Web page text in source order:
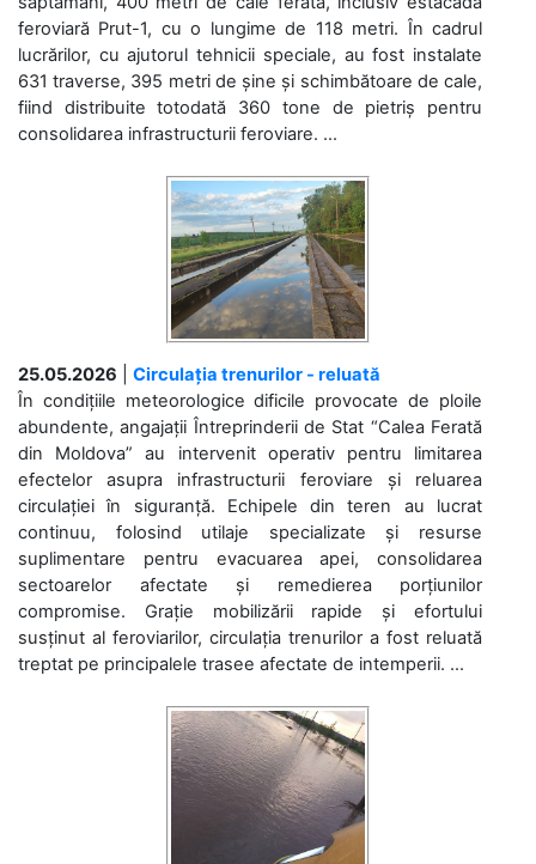
feroviară Prut-1, cu o lungime de 118 metri. În cadrul
lucrărilor, cu ajutorul tehnicii speciale, au fost instalate
631 traverse, 395 metri de șine și schimbătoare de cale,
fiind distribuite totodată 360 tone de pietriș pentru
consolidarea infrastructurii feroviare. ...
25.05.2026
Circulația trenurilor - reluată
În condițiile meteorologice dificile provocate de ploile
abundente, angajații Întreprinderii de Stat “Calea Ferată
din Moldova” au intervenit operativ pentru limitarea
efectelor asupra infrastructurii feroviare și reluarea
circulației în siguranță. Echipele din teren au lucrat
continuu, folosind utilaje specializate și resurse
suplimentare pentru evacuarea apei, consolidarea
sectoarelor afectate și remedierea porțiunilor
compromise. Grație mobilizării rapide și efortului
susținut al feroviarilor, circulația trenurilor a fost reluată
treptat pe principalele trasee afectate de intemperii. ...